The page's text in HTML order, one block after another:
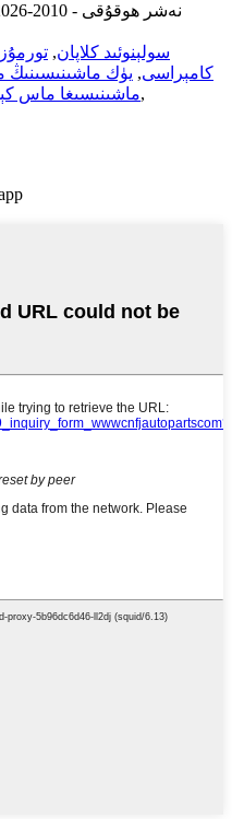
© نەشر ھوقۇقى - 2010-2026: بارلىق ھوقۇقلار قوغدىلىدۇ.
سولېنوئىد كلاپان,
كامېراسى, يۈك ماشىنىسىنىڭ
ماشىنىسىغا ماس,